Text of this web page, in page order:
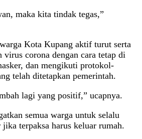
maka kita tindak tegas,”
Kota Kupang aktif turut serta
virus corona dengan cara tetap di
dan mengikuti protokol-
telah ditetapkan pemerintah.
lagi yang positif,” ucapnya.
semua warga untuk selalu
jika terpaksa harus keluar rumah.